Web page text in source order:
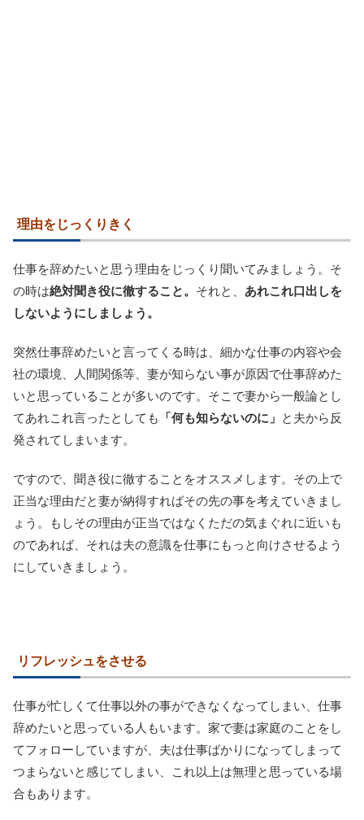
理由をじっくりきく
仕事を辞めたいと思う理由をじっくり聞いてみましょう。そ
の時は絶対聞き役に徹すること。 それと、 あれこれ口出しを
しないようにしましょう。
突然仕事辞めたいと言ってくる時は、細かな仕事の内容や会
社の環境、人間関係等、妻が知らない事が原因で仕事辞めた
いと思っていることが多いのです。そこで妻から一般論とし
てあれこれ言ったとしても
「何も知らないのに」 と夫から反
発されてしまいます。
ですので、聞き役に徹することをオススメします。その上で
正当な理由だと妻が納得すればその先の事を考えていきまし
ょう。もしその理由が正当ではなくただの気まぐれに近いも
のであれば、それは夫の意識を仕事にもっと向けさせるよう
にしていきましょう。
リフレッシュをさせる
仕事が忙しくて仕事以外の事ができなくなってしまい、仕事
辞めたいと思っている人もいます。家で妻は家庭のことをし
てフォローしていますが、夫は仕事ばかりになってしまって
つまらないと感じてしまい、これ以上は無理と思っている場
合もあります。